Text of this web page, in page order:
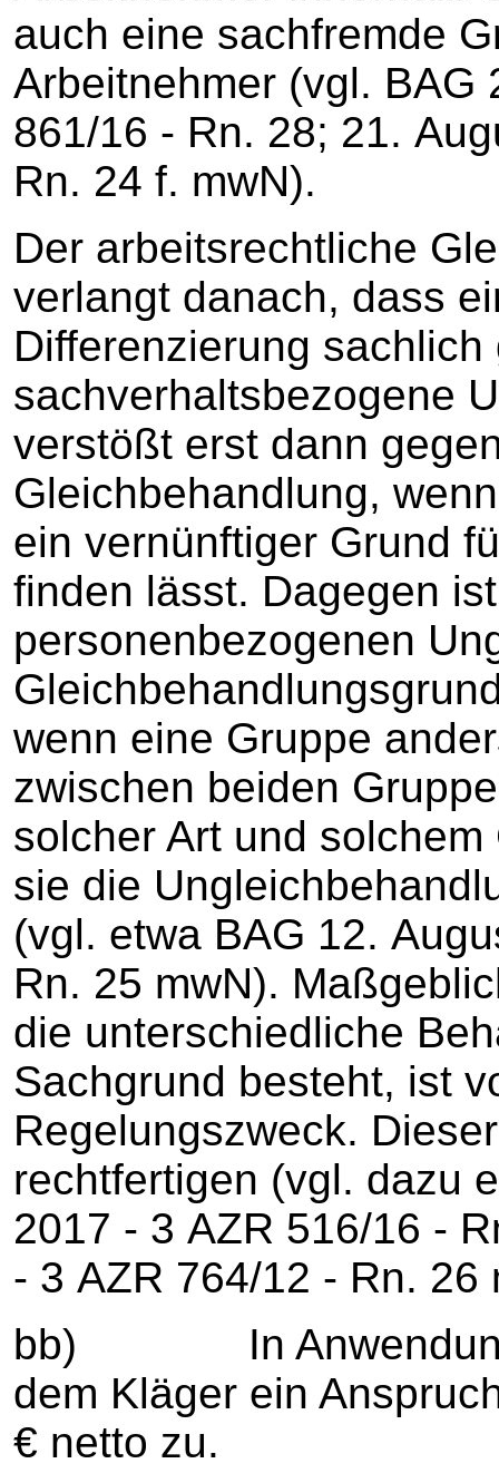
auch eine sachfremde
Arbeitnehmer (vgl. BAG
861/16 - Rn. 28; 21.
Rn. 24 f. mwN).
Der arbeitsrechtliche
verlangt danach, dass
Differenzierung
sachverhaltsbezogene
verstößt erst dann
Gleichbehandlung,
ein vernünftiger Grund
finden lässt. Dagegen
personenbezogenen
wenn eine Gruppe
zwischen beiden
solcher Art und
sie die
(vgl. etwa BAG 12.
Rn. 25 mwN).
die unterschiedliche
Sachgrund besteht, ist
Regelungszweck.
rechtfertigen (vgl. dazu
2017 - 3 AZR 516/16 -
- 3 AZR 764/12 - Rn. 26
bb) In Anwendung
dem Kläger ein
€ netto zu.